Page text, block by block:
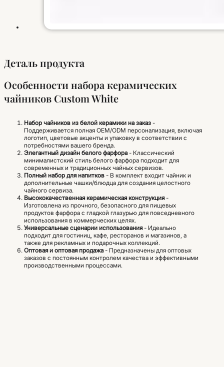
Деталь продукта
Особенности набора керамических
чайников Custom White
Набор чайников из белой керамики на заказ -
Поддерживается полная OEM/ODM персонализация, включая
логотип, цветовые акценты и упаковку в соответствии с
потребностями вашего бренда.
Элегантный дизайн белого фарфора- Классический
минималистский стиль белого фарфора подходит для
современных и традиционных чайных сервизов.
Полный набор для напитков - В комплект входит чайник и
дополнительные чашки/блюдца для создания целостного
чайного сервиза.
Высококачественная керамическая конструкция-
Изготовлена из прочного, безопасного для пищевых
продуктов фарфора с гладкой глазурью для повседневного
использования в коммерческих целях.
Универсальные сценарии использования- Идеально
подходит для гостиниц, кафе, ресторанов и магазинов, а
также для рекламных и подарочных коллекций.
Оптовая и оптовая продажа- Предназначены для оптовых
заказов с постоянным контролем качества и эффективными
производственными процессами.